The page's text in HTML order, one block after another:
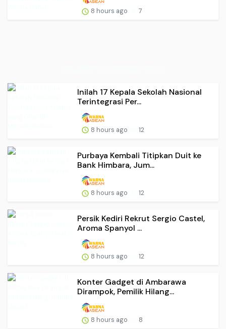
8 hours ago 7
Inilah 17 Kepala Sekolah Nasional
Terintegrasi Per...
8 hours ago 12
Purbaya Kembali Titipkan Duit ke
Bank Himbara, Jum...
8 hours ago 12
Persik Kediri Rekrut Sergio Castel,
Aroma Spanyol ...
8 hours ago 12
Konter Gadget di Ambarawa
Dirampok, Pemilik Hilang...
8 hours ago 8